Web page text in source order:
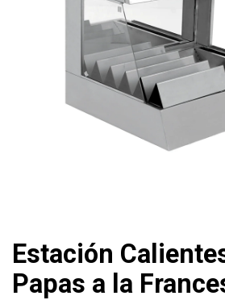
Estación
Papas a la